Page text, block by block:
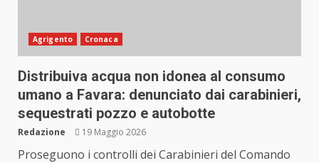
Agrigento Cronaca
Distribuiva acqua non idonea al consumo
umano a Favara: denunciato dai carabinieri,
sequestrati pozzo e autobotte
Redazione 19 Maggio 2026
Proseguono i controlli dei Carabinieri del Comando